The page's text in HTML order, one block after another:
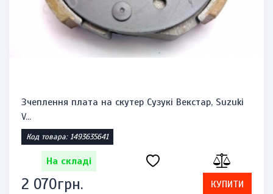
Зчеплення плата на скутер Сузукі Векстар, Suzuki
V...
Код товара: 1493635641
На складі
2 070грн. КУПИТИ